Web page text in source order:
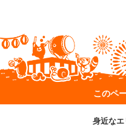
このペ
身近なエ